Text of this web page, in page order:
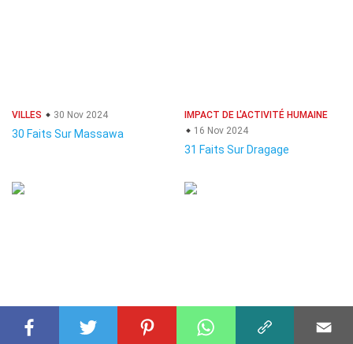
VILLES 30 Nov 2024
30 Faits Sur Massawa
IMPACT DE L'ACTIVITÉ HUMAINE
16 Nov 2024
31 Faits Sur Dragage
SPORTS ANIMAUX